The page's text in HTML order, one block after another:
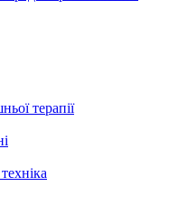
терапії